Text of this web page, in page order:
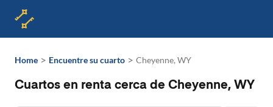
Home > Encuentre su cuarto > Cheyenne, WY
Cuartos en renta cerca de Cheyenne, WY